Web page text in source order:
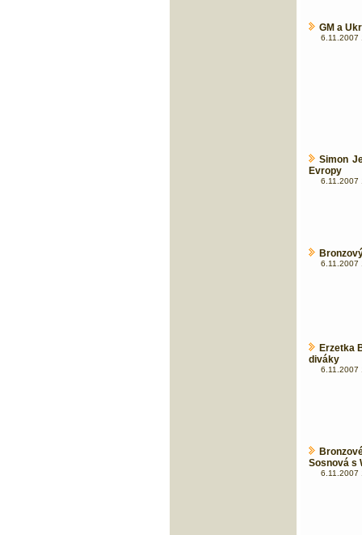
GM a
6.11.2007
Simon
Evropy
6.11.2007
6.11.2007
Erzetka
diváky
6.11.2007
Sosnová s
6.11.2007